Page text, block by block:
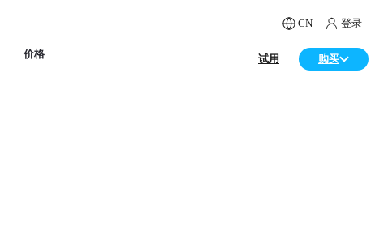
CN 登录
价格 试用 购买